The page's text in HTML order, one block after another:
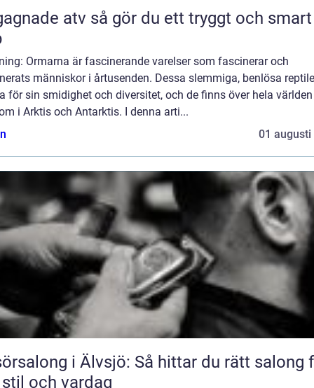
atv så gör du ett tryggt och smart
Ormarna är fascinerande varelser som fascinerar och
människor i årtusenden. Dessa slemmiga, benlösa
för sin smidighet och diversitet, och de finns över hela världen
i Arktis och Antarktis. I denna arti...
01 augusti
i Älvsjö: Så hittar du rätt salong
och vardag